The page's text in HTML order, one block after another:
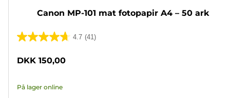
Canon MP-101 mat fotopapir A4 – 50 ark
4.7 (41)
4.7
stjerner.
DKK 150,00
På lager online